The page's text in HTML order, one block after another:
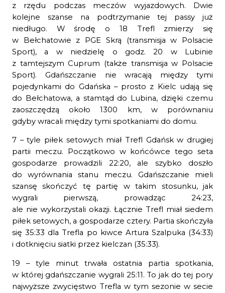
z rzędu podczas meczów wyjazdowych. Dwie
kolejne szanse na podtrzymanie tej passy już
niedługo. W środę o 18 Trefl zmierzy się
w Bełchatowie z PGE Skrą (transmisja w Polsacie
Sport), a w niedzielę o godz. 20 w Lubinie
z tamtejszym Cuprum (także transmisja w Polsacie
Sport). Gdańszczanie nie wracają między tymi
pojedynkami do Gdańska – prosto z Kielc udają się
do Bełchatowa, a stamtąd do Lubina, dzięki czemu
zaoszczędzą około 1300 km, w porównaniu
gdyby wracali między tymi spotkaniami do domu.
7 – tyle piłek setowych miał Trefl Gdańsk w drugiej
partii meczu. Początkowo w końcówce tego seta
gospodarze prowadzili 22:20, ale szybko doszło
do wyrównania stanu meczu. Gdańszczanie mieli
szansę skończyć tę partię w takim stosunku, jak
wygrali pierwszą, prowadząc 24:23,
ale nie wykorzystali okazji. Łącznie Trefl miał siedem
piłek setowych, a gospodarze cztery. Partia skończyła
się 35:33 dla Trefla po kiwce Artura Szalpuka (34:33)
i dotknięciu siatki przez kielczan (35:33).
19 – tyle minut trwała ostatnia partia spotkania,
w której gdańszczanie wygrali 25:11. To jak do tej pory
najwyższe zwycięstwo Trefla w tym sezonie w secie